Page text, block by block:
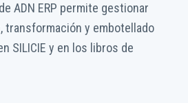
ADN ERP permite gestionar
transformación y embotellado
SILICIE y en los libros de